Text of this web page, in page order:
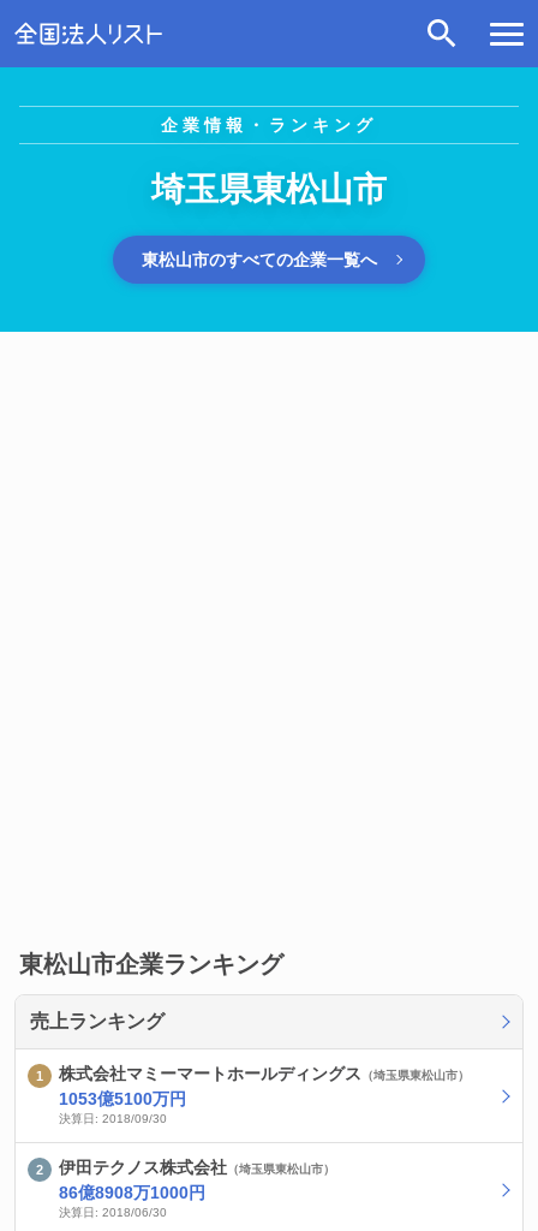
企業情報・ランキング
埼玉県東松山市
東松山市のすべての企業一覧へ
東松山市企業ランキング
売上ランキング
株式会社マミーマートホールディングス （埼玉県東松山市）
1053億5100万円
決算日: 2018/09/30
伊田テクノス株式会社 （埼玉県東松山市）
86億8908万1000円
決算日: 2018/06/30